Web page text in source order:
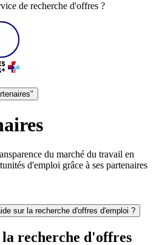
de recherche d'offres ?
du marché du travail en
d'emploi grâce à ses partenaires
sur la recherche d'offres d'emploi ?
recherche d'offres